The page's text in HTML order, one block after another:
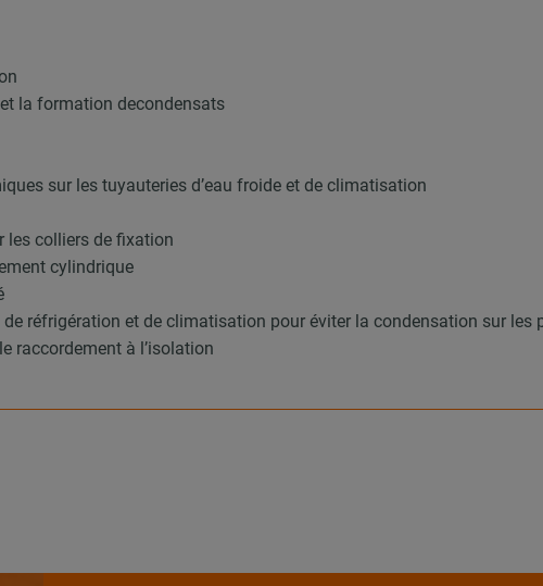
la formation decondensats
sur les tuyauteries d’eau froide et de climatisation
les colliers de fixation
cylindrique
réfrigération et de climatisation pour éviter la condensation sur les
raccordement à l’isolation